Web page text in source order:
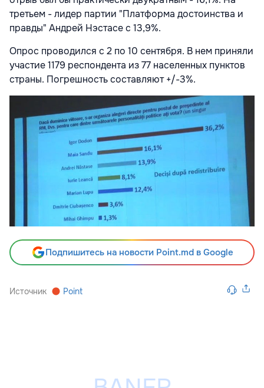
третьем - лидер партии "Платформа достоинства и
правды" Андрей Нэстасе с 13,9%.
Опрос проводился с 2 по 10 сентября. В нем приняли
участие 1179 респондента из 77 населенных пунктов
страны. Погрешность составляют +/-3%.
Подпишитесь на новости Point.md в Google
Источник Point